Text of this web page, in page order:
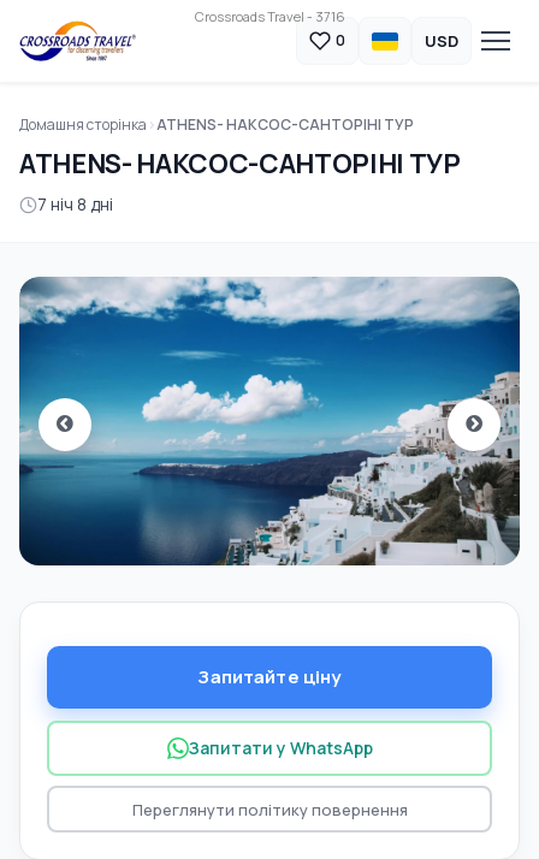
Crossroads Travel - 3716
0 USD
Домашня сторінка ATHENS- НАКСОС-САНТОРІНІ ТУР
ATHENS- НАКСОС-САНТОРІНІ ТУР
7 ніч 8 дні
Запитайте ціну
Запитати у WhatsApp
Переглянути політику повернення